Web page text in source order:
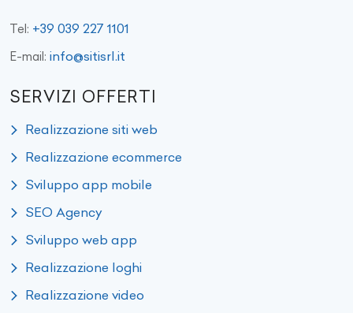
Tel: +39 039 227 1101
E-mail: info@sitisrl.it
SERVIZI OFFERTI
Realizzazione siti web
Realizzazione ecommerce
Sviluppo app mobile
SEO Agency
Sviluppo web app
Realizzazione loghi
Realizzazione video